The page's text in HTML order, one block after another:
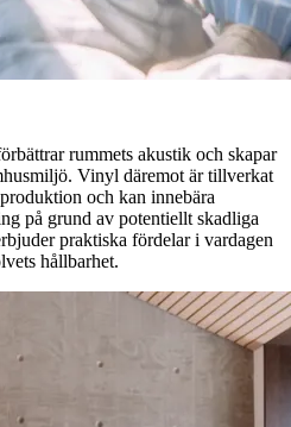
rummets akustik och skapar
Vinyl däremot är tillverkat
och kan innebära
på grund av potentiellt skadliga
praktiska fördelar i vardagen
hållbarhet.